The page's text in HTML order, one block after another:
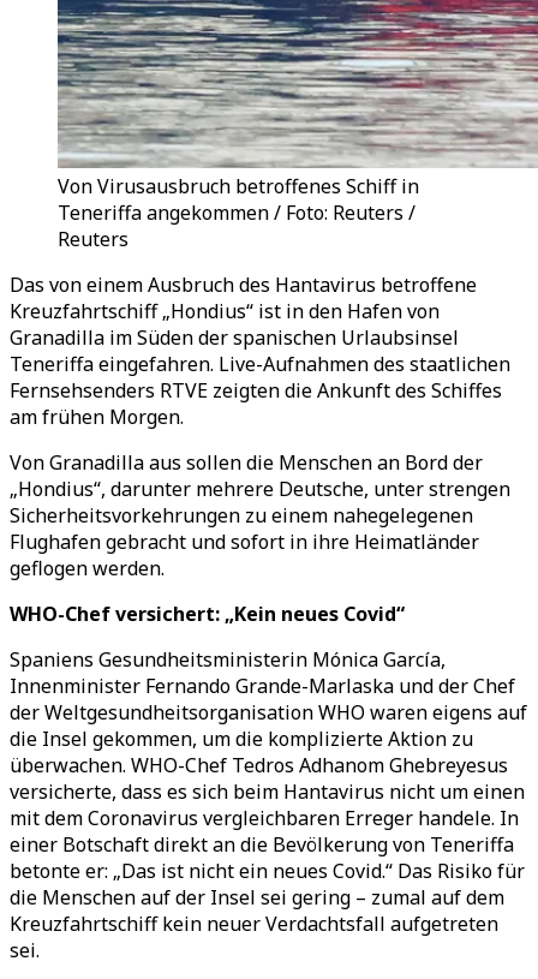
Von Virusausbruch betroffenes Schiff in
Teneriffa angekommen / Foto: Reuters /
Reuters
Das von einem Ausbruch des Hantavirus betroffene
Kreuzfahrtschiff „Hondius“ ist in den Hafen von
Granadilla im Süden der spanischen Urlaubsinsel
Teneriffa eingefahren. Live-Aufnahmen des staatlichen
Fernsehsenders RTVE zeigten die Ankunft des Schiffes
am frühen Morgen.
Von Granadilla aus sollen die Menschen an Bord der
„Hondius“, darunter mehrere Deutsche, unter strengen
Sicherheitsvorkehrungen zu einem nahegelegenen
Flughafen gebracht und sofort in ihre Heimatländer
geflogen werden.
WHO-Chef versichert: „Kein neues Covid“
Spaniens Gesundheitsministerin Mónica García,
Innenminister Fernando Grande-Marlaska und der Chef
der Weltgesundheitsorganisation WHO waren eigens auf
die Insel gekommen, um die komplizierte Aktion zu
überwachen. WHO-Chef Tedros Adhanom Ghebreyesus
versicherte, dass es sich beim Hantavirus nicht um einen
mit dem Coronavirus vergleichbaren Erreger handele. In
einer Botschaft direkt an die Bevölkerung von Teneriffa
betonte er: „Das ist nicht ein neues Covid.“ Das Risiko für
die Menschen auf der Insel sei gering – zumal auf dem
Kreuzfahrtschiff kein neuer Verdachtsfall aufgetreten
sei.